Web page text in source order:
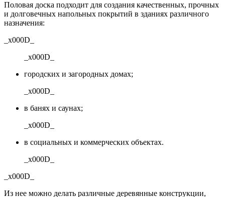
Половая доска подходит для создания качественных, прочных
и долговечных напольных покрытий в зданиях различного
назначения:
_x000D_
_x000D_
городских и загородных домах;
_x000D_
в банях и саунах;
_x000D_
в социальных и коммерческих объектах.
_x000D_
_x000D_
Из нее можно делать различные деревянные конструкции,